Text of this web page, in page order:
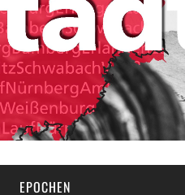
EPOCHEN